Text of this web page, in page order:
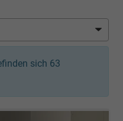
sich 63